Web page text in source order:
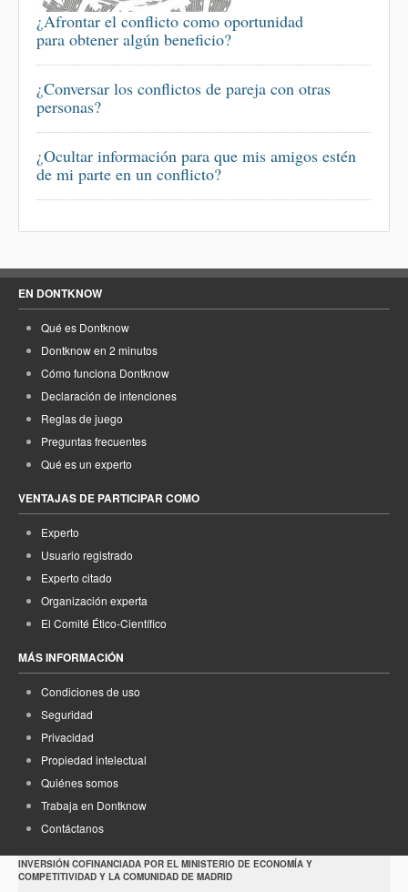
¿Afrontar el conflicto como oportunidad
para obtener algún beneficio?
¿Conversar los conflictos de pareja con otras
personas?
¿Ocultar información para que mis amigos estén
de mi parte en un conflicto?
EN DONTKNOW
Qué es Dontknow
Dontknow en 2 minutos
Cómo funciona Dontknow
Declaración de intenciones
Reglas de juego
Preguntas frecuentes
Qué es un experto
VENTAJAS DE PARTICIPAR COMO
Experto
Usuario registrado
Experto citado
Organización experta
El Comité Ético-Científico
MÁS INFORMACIÓN
Condiciones de uso
Seguridad
Privacidad
Propiedad intelectual
Quiénes somos
Trabaja en Dontknow
Contáctanos
INVERSIÓN COFINANCIADA POR EL MINISTERIO DE ECONOMÍA Y
COMPETITIVIDAD Y LA COMUNIDAD DE MADRID